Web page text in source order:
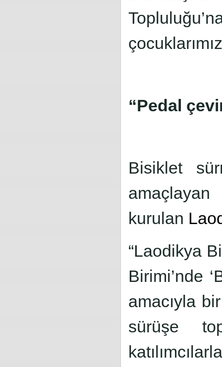
“Pedal
Bisiklet
kurulan
“Laodikya
Birimi’nde
amacıyla
sürüşe